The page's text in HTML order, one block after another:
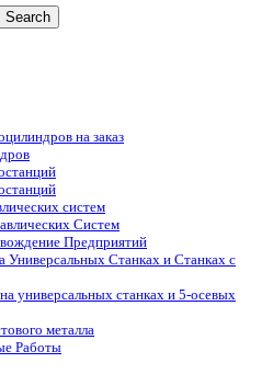
Search
на заказ
систем
Систем
Предприятий
Универсальных Станках и Станках с
универсальных станках и 5-осевых
металла
Работы